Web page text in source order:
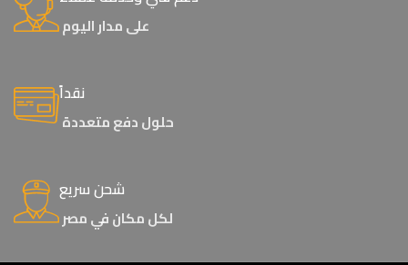
على مدار اليوم
نقداً
حلول دفع متعددة
شحن سريع
لكل مكان في مصر